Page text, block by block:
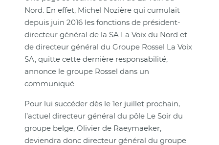
Nord. En effet, Michel Nozière qui cumulait
depuis juin 2016 les fonctions de président-
directeur général de la SA La Voix du Nord et
de directeur général du Groupe Rossel La Voix
SA, quitte cette dernière responsabilité,
annonce le groupe Rossel dans un
communiqué.
Pour lui succéder dès le 1er juillet prochain,
l’actuel directeur général du pôle Le Soir du
groupe belge, Olivier de Raeymaeker,
deviendra donc directeur général du groupe